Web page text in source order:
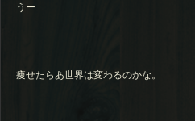
うー
痩せたらあ世界は変わるのかな。